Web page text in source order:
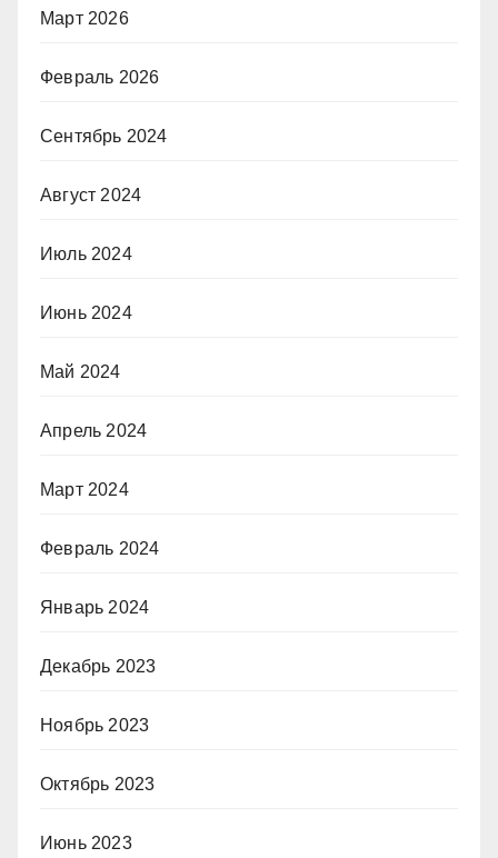
Март 2026
Февраль 2026
Сентябрь 2024
Август 2024
Июль 2024
Июнь 2024
Май 2024
Апрель 2024
Март 2024
Февраль 2024
Январь 2024
Декабрь 2023
Ноябрь 2023
Октябрь 2023
Июнь 2023